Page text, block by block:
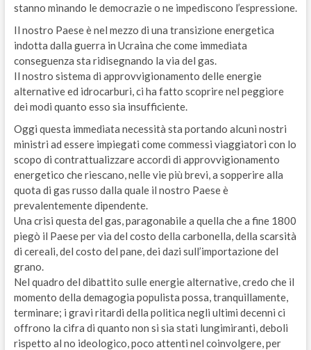
stanno minando le democrazie o ne impediscono l’espressione.
Il nostro Paese è nel mezzo di una transizione energetica
indotta dalla guerra in Ucraina che come immediata
conseguenza sta ridisegnando la via del gas.
Il nostro sistema di approvvigionamento delle energie
alternative ed idrocarburi, ci ha fatto scoprire nel peggiore
dei modi quanto esso sia insufficiente.
Oggi questa immediata necessità sta portando alcuni nostri
ministri ad essere impiegati come commessi viaggiatori con lo
scopo di contrattualizzare accordi di approvvigionamento
energetico che riescano, nelle vie più brevi, a sopperire alla
quota di gas russo dalla quale il nostro Paese è
prevalentemente dipendente.
Una crisi questa del gas, paragonabile a quella che a fine 1800
piegò il Paese per via del costo della carbonella, della scarsità
di cereali, del costo del pane, dei dazi sull’importazione del
grano.
Nel quadro del dibattito sulle energie alternative, credo che il
momento della demagogia populista possa, tranquillamente,
terminare; i gravi ritardi della politica negli ultimi decenni ci
offrono la cifra di quanto non si sia stati lungimiranti, deboli
rispetto al no ideologico, poco attenti nel coinvolgere, per